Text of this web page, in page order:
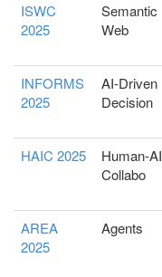
ISWC
2025
Semantic
Web
INFORMS
2025
AI-Driven
Decision
HAIC 2025
Human-AI
Collabo
AREA
2025
Agents